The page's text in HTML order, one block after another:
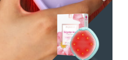
膚品
skincare
膚品
skincare
品
skincare
skincare
2 Pro Max
IPL hair removal device
身體護理
2 body
body toning
預計送達日期 8/12/26
預計送達日期8/16/26
預計送達日期8/12/26